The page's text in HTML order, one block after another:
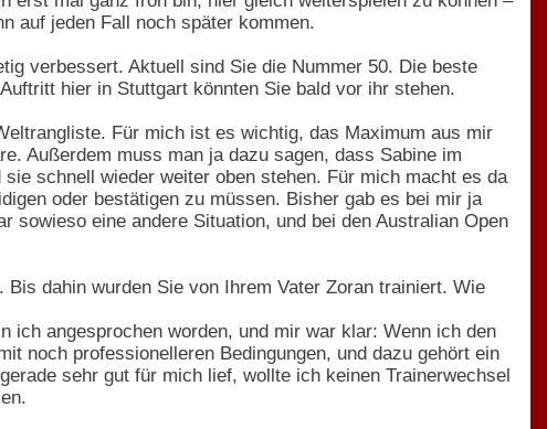
auf jeden Fall noch später kommen.
verbessert. Aktuell sind Sie die Nummer 50. Die beste
hier in Stuttgart könnten Sie bald vor ihr stehen.
Für mich ist es wichtig, das Maximum aus mir
Außerdem muss man ja dazu sagen, dass Sabine im
schnell wieder weiter oben stehen. Für mich macht es da
oder bestätigen zu müssen. Bisher gab es bei mir ja
eine andere Situation, und bei den Australian Open
dahin wurden Sie von Ihrem Vater Zoran trainiert. Wie
ich angesprochen worden, und mir war klar: Wenn ich den
noch professionelleren Bedingungen, und dazu gehört ein
sehr gut für mich lief, wollte ich keinen Trainerwechsel